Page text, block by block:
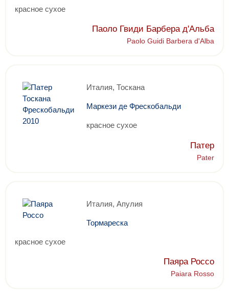
красное сухое
Паоло Гвиди Барбера д'Альба
Paolo Guidi Barbera d'Alba
Италия, Тоскана
Маркези де Фрескобальди
красное сухое
Патер
Pater
Италия, Апулия
Тормареска
красное сухое
Паяра Россо
Paiara Rosso